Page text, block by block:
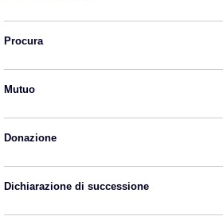
Procura
Mutuo
Donazione
Dichiarazione di successione